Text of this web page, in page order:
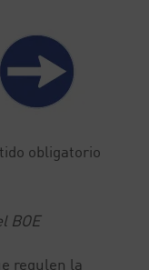
obligatorio
BOE
regulen la